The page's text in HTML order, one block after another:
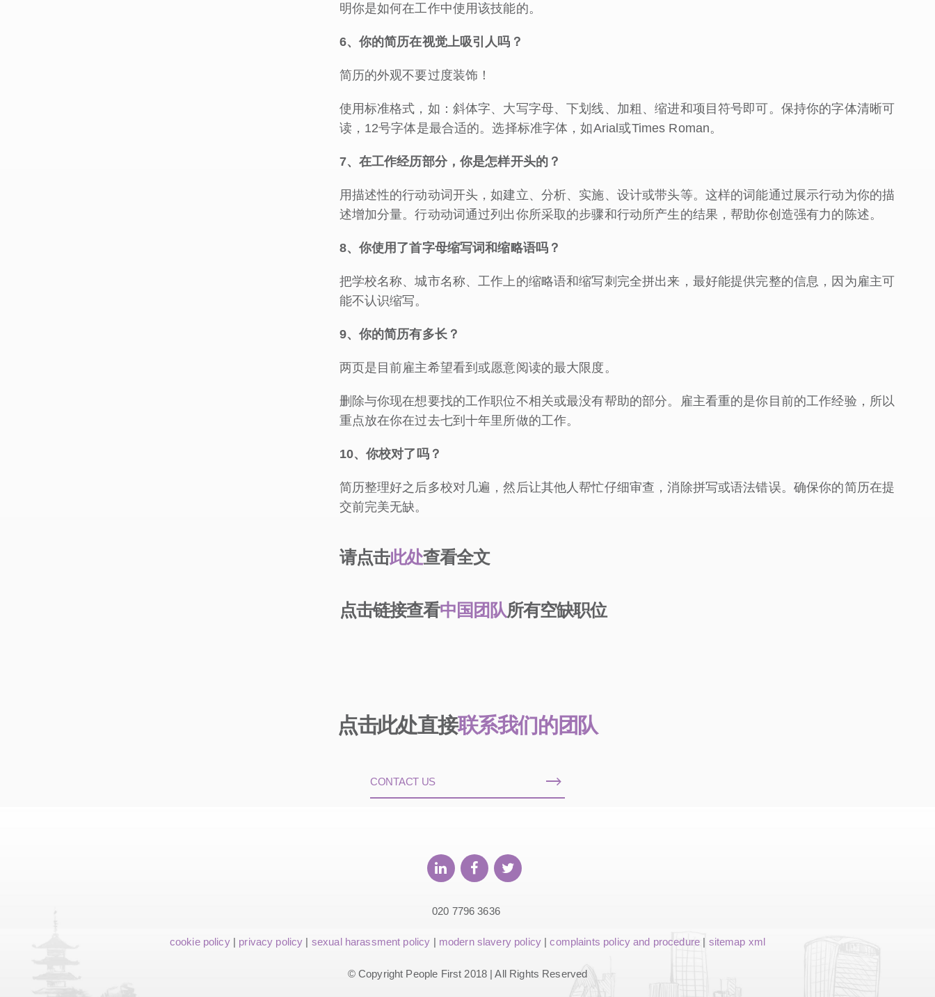
明你是如何在工作中使用该技能的。
6、你的简历在视觉上吸引人吗？
简历的外观不要过度装饰！
使用标准格式，如：斜体字、大写字母、下划线、加粗、缩进和项目符号即可。保持你的字体清晰可
读，12号字体是最合适的。选择标准字体，如Arial或Times Roman。
7、在工作经历部分，你是怎样开头的？
用描述性的行动动词开头，如建立、分析、实施、设计或带头等。这样的词能通过展示行动为你的描
述增加分量。行动动词通过列出你所采取的步骤和行动所产生的结果，帮助你创造强有力的陈述。
8、你使用了首字母缩写词和缩略语吗？
把学校名称、城市名称、工作上的缩略语和缩写刺完全拼出来，最好能提供完整的信息，因为雇主可
能不认识缩写。
9、你的简历有多长？
两页是目前雇主希望看到或愿意阅读的最大限度。
删除与你现在想要找的工作职位不相关或最没有帮助的部分。雇主看重的是你目前的工作经验，所以
重点放在你在过去七到十年里所做的工作。
10、你校对了吗？
简历整理好之后多校对几遍，然后让其他人帮忙仔细审查，消除拼写或语法错误。确保你的简历在提
交前完美无缺。
请点击此处查看全文
点击链接查看中国团队所有空缺职位
点击此处直接联系我们的团队
CONTACT US
020 7796 3636
cookie policy| privacy policy | sexual harassment policy | modern slavery policy|complaints policy and procedure | sitemap xml
© Copyright People First 2018 | All Rights Reserved